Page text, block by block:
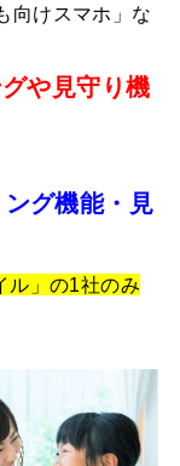
向けスマホ」な
や見守り機
グ機能・見
ル」の1社のみ